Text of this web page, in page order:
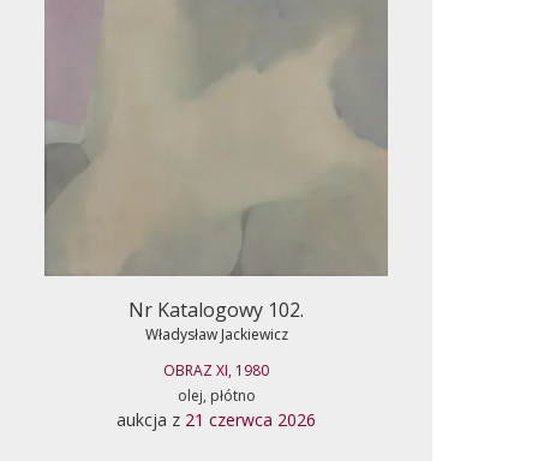
Nr Katalogowy 102.
Władysław Jackiewicz
OBRAZ XI, 1980
olej, płótno
aukcja z 21 czerwca 2026